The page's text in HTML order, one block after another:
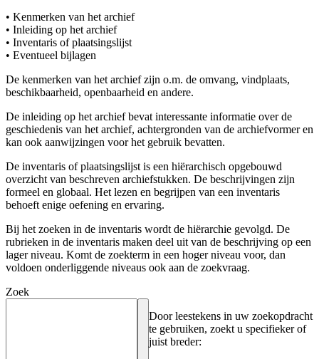
• Kenmerken van het archief
• Inleiding op het archief
• Inventaris of plaatsingslijst
• Eventueel bijlagen
De kenmerken van het archief zijn o.m. de omvang, vindplaats,
beschikbaarheid, openbaarheid en andere.
De inleiding op het archief bevat interessante informatie over de
geschiedenis van het archief, achtergronden van de archiefvormer en
kan ook aanwijzingen voor het gebruik bevatten.
De inventaris of plaatsingslijst is een hiërarchisch opgebouwd
overzicht van beschreven archiefstukken. De beschrijvingen zijn
formeel en globaal. Het lezen en begrijpen van een inventaris
behoeft enige oefening en ervaring.
Bij het zoeken in de inventaris wordt de hiërarchie gevolgd. De
rubrieken in de inventaris maken deel uit van de beschrijving op een
lager niveau. Komt de zoekterm in een hoger niveau voor, dan
voldoen onderliggende niveaus ook aan de zoekvraag.
Zoek
Door leestekens in uw zoekopdracht
te gebruiken, zoekt u specifieker of
juist breder: